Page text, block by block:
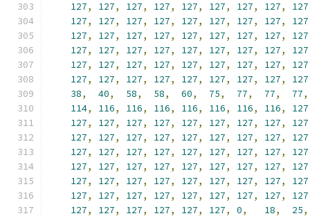
127, 127, 127, 127, 127, 127, 127, 127, 127
127, 127, 127, 127, 127, 127, 127, 127, 127
127, 127, 127, 127, 127, 127, 127, 127, 127
127, 127, 127, 127, 127, 127, 127, 127, 127
127, 127, 127, 127, 127, 127, 127, 127, 127
127, 127, 127, 127, 127, 127, 127, 127, 127
38, 40, 58, 58, 60, 75, 77, 77, 77,
114, 116, 116, 116, 116, 116, 116, 116, 127
127, 127, 127, 127, 127, 127, 127, 127, 127
127, 127, 127, 127, 127, 127, 127, 127, 127
127, 127, 127, 127, 127, 127, 127, 127, 127
127, 127, 127, 127, 127, 127, 127, 127, 127
127, 127, 127, 127, 127, 127, 127, 127, 127
127, 127, 127, 127, 127, 127, 127, 127, 127
127, 127, 127, 127, 127, 127, 0, 18, 25,